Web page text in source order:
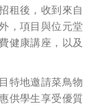
租後，收到來自
，項目與位元堂
健康講座，以及
特地邀請菜鳥物
供學生享受優質